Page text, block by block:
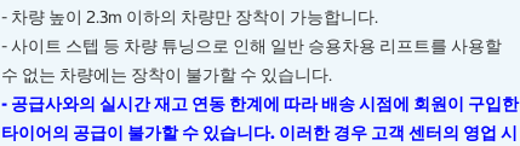
- 차량 높이 2.3m 이하의 차량만 장착이 가능합니다.
- 사이트 스텝 등 차량 튜닝으로 인해 일반 승용차용 리프트를 사용할
수 없는 차량에는 장착이 불가할 수 있습니다.
- 공급사와의 실시간 재고 연동 한계에 따라 배송 시점에 회원이 구입한
타이어의 공급이 불가할 수 있습니다. 이러한 경우 고객 센터의 영업 시